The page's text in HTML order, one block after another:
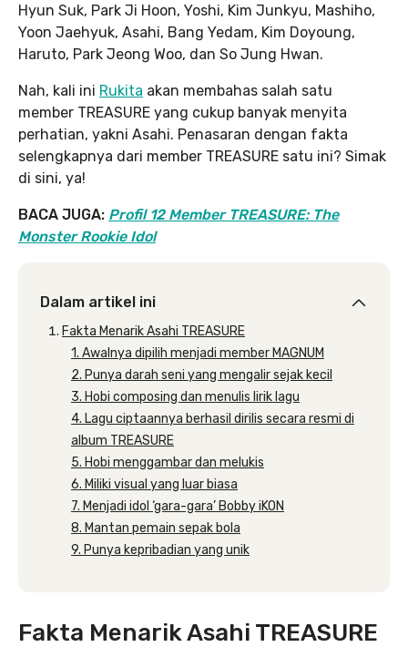
Hyun Suk, Park Ji Hoon, Yoshi, Kim Junkyu, Mashiho,
Yoon Jaehyuk, Asahi, Bang Yedam, Kim Doyoung,
Haruto, Park Jeong Woo, dan So Jung Hwan.
Nah, kali ini Rukita akan membahas salah satu
member TREASURE yang cukup banyak menyita
perhatian, yakni Asahi. Penasaran dengan fakta
selengkapnya dari member TREASURE satu ini? Simak
di sini, ya!
BACA JUGA: Profil 12 Member TREASURE: The
Monster Rookie Idol
Dalam artikel ini
Fakta Menarik Asahi TREASURE
1. Awalnya dipilih menjadi member MAGNUM
2. Punya darah seni yang mengalir sejak kecil
3. Hobi composing dan menulis lirik lagu
4. Lagu ciptaannya berhasil dirilis secara resmi di
album TREASURE
5. Hobi menggambar dan melukis
6. Miliki visual yang luar biasa
7. Menjadi idol ‘gara-gara’ Bobby iKON
8. Mantan pemain sepak bola
9. Punya kepribadian yang unik
Fakta Menarik Asahi TREASURE